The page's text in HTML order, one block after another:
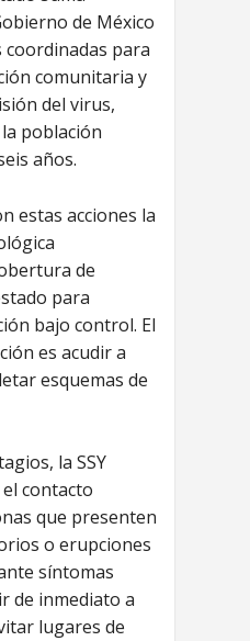
de México
coordinadas para
comunitaria y
del virus,
población
años.
estas acciones la
de
para
bajo control. El
es acudir a
esquemas de
la SSY
contacto
que presenten
o erupciones
síntomas
de inmediato a
lugares de